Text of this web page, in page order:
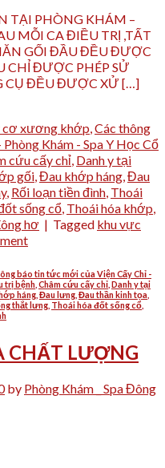
TẠI PHÒNG KHÁM –
MỖI CA ĐIỀU TRỊ ,TẤT
GỐI ĐẦU ĐỀU ĐƯỢC
CHỈ ĐƯỢC PHÉP SỬ
CỤ ĐỀU ĐƯỢC XỬ […]
cơ xương khớp,Các thông
Khám - Spa Y Học Cổ
cứu cấy chỉ, Danh y tại
gối,Đau khớp háng,Đau
, Rối loạn tiền đình, Thoái
sống cổ, Thoái hóa khớp,
hơ | Tagged khu vực
báo tin tức mới của Viện Cấy Chỉ -
trị bệnh Châm cứu cấy chỉ Danh y tại
háng Đau lưng Đau thần kinh tọa
thắt lưng Thoái hóa đốt sống cổ
CHẤT LƯỢNG
by Phòng Khám _ Spa Đông